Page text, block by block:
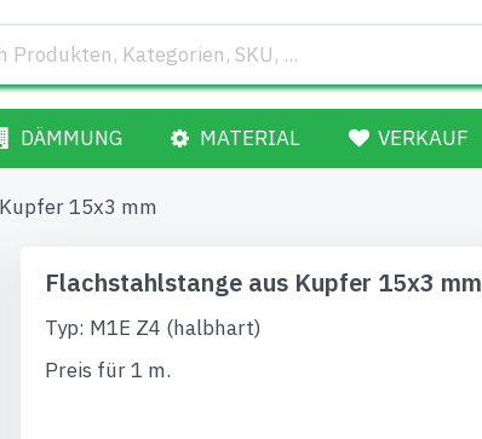
DÄMMUNG MATERIAL VERKAUF
15x3 mm
Flachstahlstange aus Kupfer 15x3 mm
Typ: M1E Z4 (halbhart)
Preis für 1 m.